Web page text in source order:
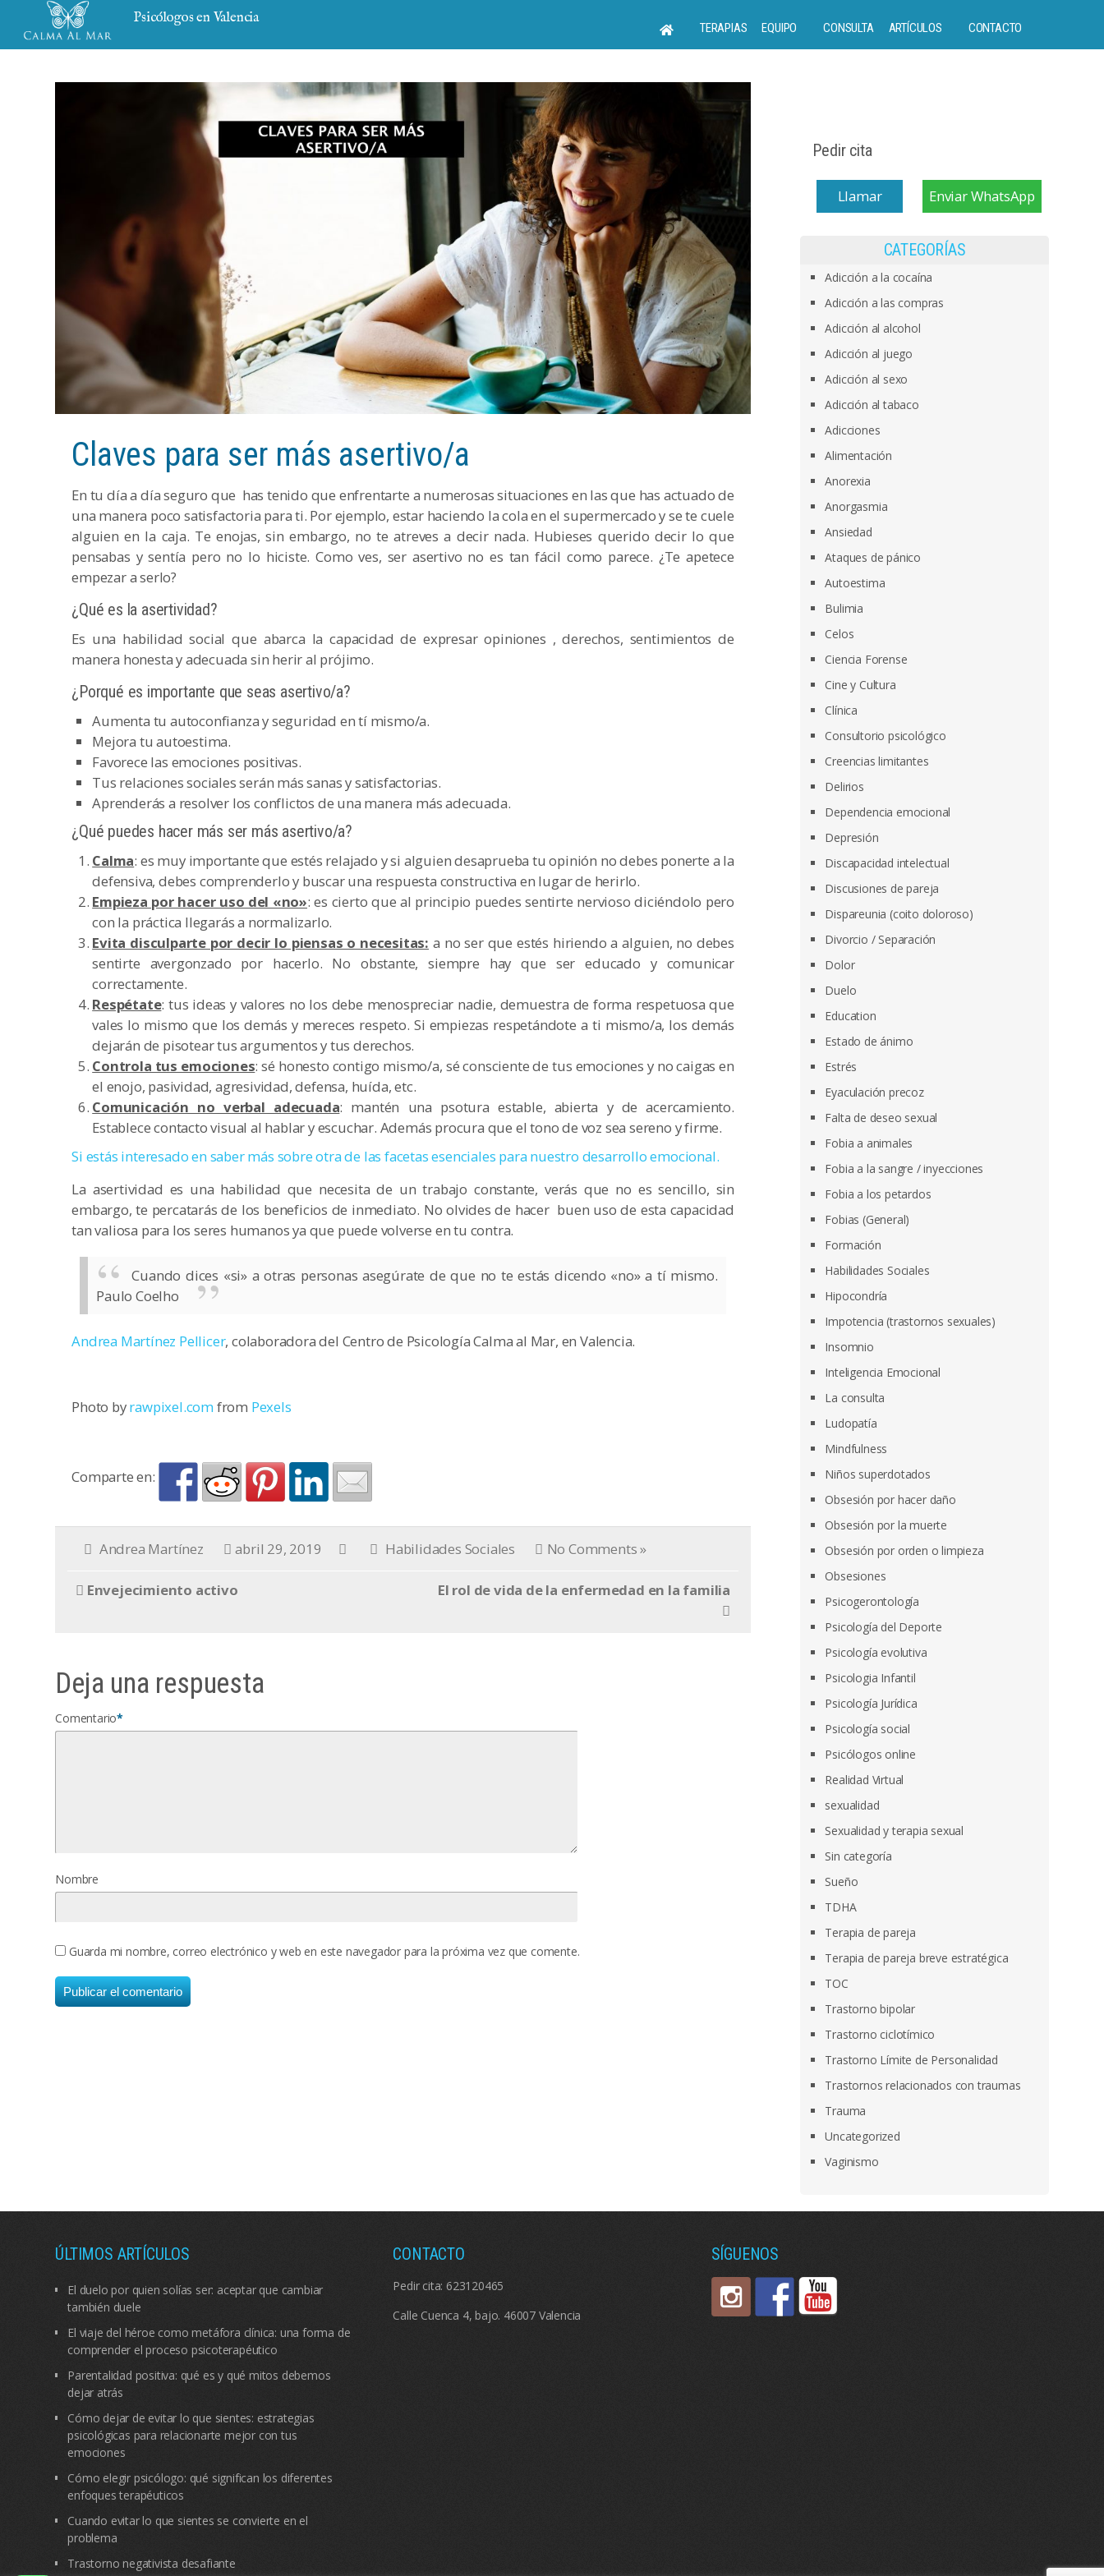
Psicólogos en Valencia
TERAPIAS EQUIPO CONSULTA ARTÍCULOS CONTACTO
Claves para ser más asertivo/a
En tu día a día seguro que has tenido que enfrentarte a numerosas situaciones en las que has actuado de
una manera poco satisfactoria para ti. Por ejemplo, estar haciendo la cola en el supermercado y se te cuele
alguien en la caja. Te enojas, sin embargo, no te atreves a decir nada. Hubieses querido decir lo que
pensabas y sentía pero no lo hiciste. Como ves, ser asertivo no es tan fácil como parece. ¿Te apetece
empezar a serlo?
¿Qué es la asertividad?
Es una habilidad social que abarca la capacidad de expresar opiniones , derechos, sentimientos de
manera honesta y adecuada sin herir al prójimo.
¿Porqué es importante que seas asertivo/a?
Aumenta tu autoconfianza y seguridad en tí mismo/a.
Mejora tu autoestima.
Favorece las emociones positivas.
Tus relaciones sociales serán más sanas y satisfactorias.
Aprenderás a resolver los conflictos de una manera más adecuada.
¿Qué puedes hacer más ser más asertivo/a?
Calma: es muy importante que estés relajado y si alguien desaprueba tu opinión no debes ponerte a la
defensiva, debes comprenderlo y buscar una respuesta constructiva en lugar de herirlo.
Empieza por hacer uso del «no»: es cierto que al principio puedes sentirte nervioso diciéndolo pero
con la práctica llegarás a normalizarlo.
Evita disculparte por decir lo piensas o necesitas: a no ser que estés hiriendo a alguien, no debes
sentirte avergonzado por hacerlo. No obstante, siempre hay que ser educado y comunicar
correctamente.
Respétate: tus ideas y valores no los debe menospreciar nadie, demuestra de forma respetuosa que
vales lo mismo que los demás y mereces respeto. Si empiezas respetándote a ti mismo/a, los demás
dejarán de pisotear tus argumentos y tus derechos.
Controla tus emociones: sé honesto contigo mismo/a, sé consciente de tus emociones y no caigas en
el enojo, pasividad, agresividad, defensa, huída, etc.
Comunicación no verbal adecuada: mantén una psotura estable, abierta y de acercamiento.
Establece contacto visual al hablar y escuchar. Además procura que el tono de voz sea sereno y firme.
Si estás interesado en saber más sobre otra de las facetas esenciales para nuestro desarrollo emocional.
La asertividad es una habilidad que necesita de un trabajo constante, verás que no es sencillo, sin
embargo, te percatarás de los beneficios de inmediato. No olvides de hacer buen uso de esta capacidad
tan valiosa para los seres humanos ya que puede volverse en tu contra.
Cuando dices «si» a otras personas asegúrate de que no te estás dicendo «no» a tí mismo.
Paulo Coelho
Andrea Martínez Pellicer, colaboradora del Centro de Psicología Calma al Mar, en Valencia.
Photo byrawpixel.comfrom Pexels
Comparte en:
Andrea Martínez abril 29, 2019 Habilidades Sociales No Comments »
Envejecimiento activo El rol de vida de la enfermedad en la familia
Deja una respuesta
Comentario*
Nombre
Guarda mi nombre, correo electrónico y web en este navegador para la próxima vez que comente.
Pedir cita
Llamar Enviar WhatsApp
CATEGORÍAS
Adicción a la cocaína
Adicción a las compras
Adicción al alcohol
Adicción al juego
Adicción al sexo
Adicción al tabaco
Adicciones
Alimentación
Anorexia
Anorgasmia
Ansiedad
Ataques de pánico
Autoestima
Bulimia
Celos
Ciencia Forense
Cine y Cultura
Clínica
Consultorio psicológico
Creencias limitantes
Delirios
Dependencia emocional
Depresión
Discapacidad intelectual
Discusiones de pareja
Dispareunia (coito doloroso)
Divorcio / Separación
Dolor
Duelo
Education
Estado de ánimo
Estrés
Eyaculación precoz
Falta de deseo sexual
Fobia a animales
Fobia a la sangre / inyecciones
Fobia a los petardos
Fobias (General)
Formación
Habilidades Sociales
Hipocondría
Impotencia (trastornos sexuales)
Insomnio
Inteligencia Emocional
La consulta
Ludopatía
Mindfulness
Niños superdotados
Obsesión por hacer daño
Obsesión por la muerte
Obsesión por orden o limpieza
Obsesiones
Psicogerontología
Psicología del Deporte
Psicología evolutiva
Psicologia Infantil
Psicología Jurídica
Psicología social
Psicólogos online
Realidad Virtual
sexualidad
Sexualidad y terapia sexual
Sin categoría
Sueño
TDHA
Terapia de pareja
Terapia de pareja breve estratégica
TOC
Trastorno bipolar
Trastorno ciclotímico
Trastorno Límite de Personalidad
Trastornos relacionados con traumas
Trauma
Uncategorized
Vaginismo
ÚLTIMOS ARTÍCULOS
El duelo por quien solías ser: aceptar que cambiar
también duele
El viaje del héroe como metáfora clínica: una forma de
comprender el proceso psicoterapéutico
Parentalidad positiva: qué es y qué mitos debemos
dejar atrás
Cómo dejar de evitar lo que sientes: estrategias
psicológicas para relacionarte mejor con tus
emociones
Cómo elegir psicólogo: qué significan los diferentes
enfoques terapéuticos
Cuando evitar lo que sientes se convierte en el
problema
Trastorno negativista desafiante
CONTACTO
Pedir cita: 623120465
Calle Cuenca 4, bajo. 46007 Valencia
SÍGUENOS